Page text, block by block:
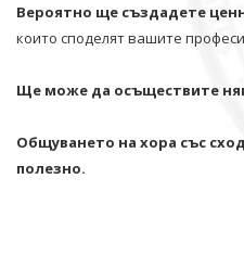
Вероятно ще създадете
които споделят вашите
Ще може да осъществите
Общуването на хора със
полезно.